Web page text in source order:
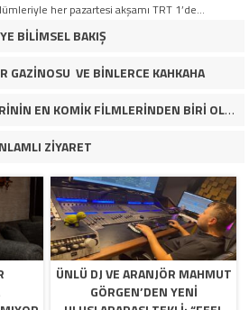
her pazartesi akşamı TRT 1’de…
BİLİMSEL BAKIŞ
GAZİNOSU VE BİNLERCE KAHKAHA
“ÇAKALLARLA DANS 8, SERİNİN EN KOMİK FİLMLERİNDEN BİRİ OLUYOR”
ZİYARET
ÜNLÜ DJ VE ARANJÖR MAHMUT
GÖRGEN’DEN YENI